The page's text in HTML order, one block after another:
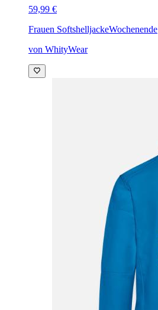
59,99 €
Frauen SoftshelljackeWochenende
von WhityWear